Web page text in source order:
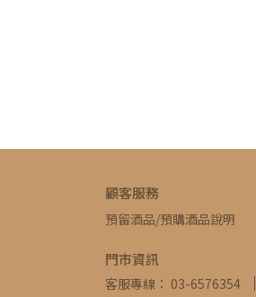
顧客服務
預留酒品/預購酒品說明
門市資訊
客服專線： 03-6576354